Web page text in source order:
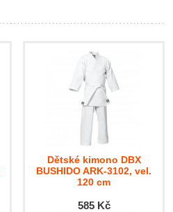
Dětské kimono DBX
BUSHIDO ARK-3102, vel.
120 cm
585 Kč